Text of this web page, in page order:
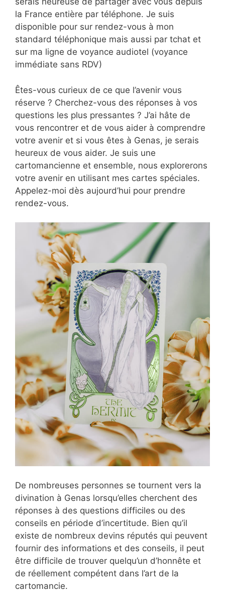
la France entière par téléphone. Je suis
disponible pour sur rendez-vous à mon
standard téléphonique mais aussi par tchat et
sur ma ligne de voyance audiotel (voyance
immédiate sans RDV)
Êtes-vous curieux de ce que l’avenir vous
réserve ? Cherchez-vous des réponses à vos
questions les plus pressantes ? J’ai hâte de
vous rencontrer et de vous aider à comprendre
votre avenir et si vous êtes à Genas, je serais
heureux de vous aider. Je suis une
cartomancienne et ensemble, nous explorerons
votre avenir en utilisant mes cartes spéciales.
Appelez-moi dès aujourd’hui pour prendre
rendez-vous.
De nombreuses personnes se tournent vers la
divination à Genas lorsqu’elles cherchent des
réponses à des questions difficiles ou des
conseils en période d’incertitude. Bien qu’il
existe de nombreux devins réputés qui peuvent
fournir des informations et des conseils, il peut
être difficile de trouver quelqu’un d’honnête et
de réellement compétent dans l’art de la
cartomancie.